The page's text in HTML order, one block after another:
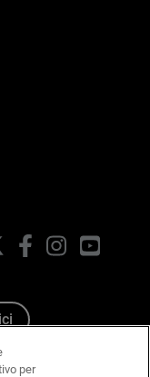
FacebookInstagram
per